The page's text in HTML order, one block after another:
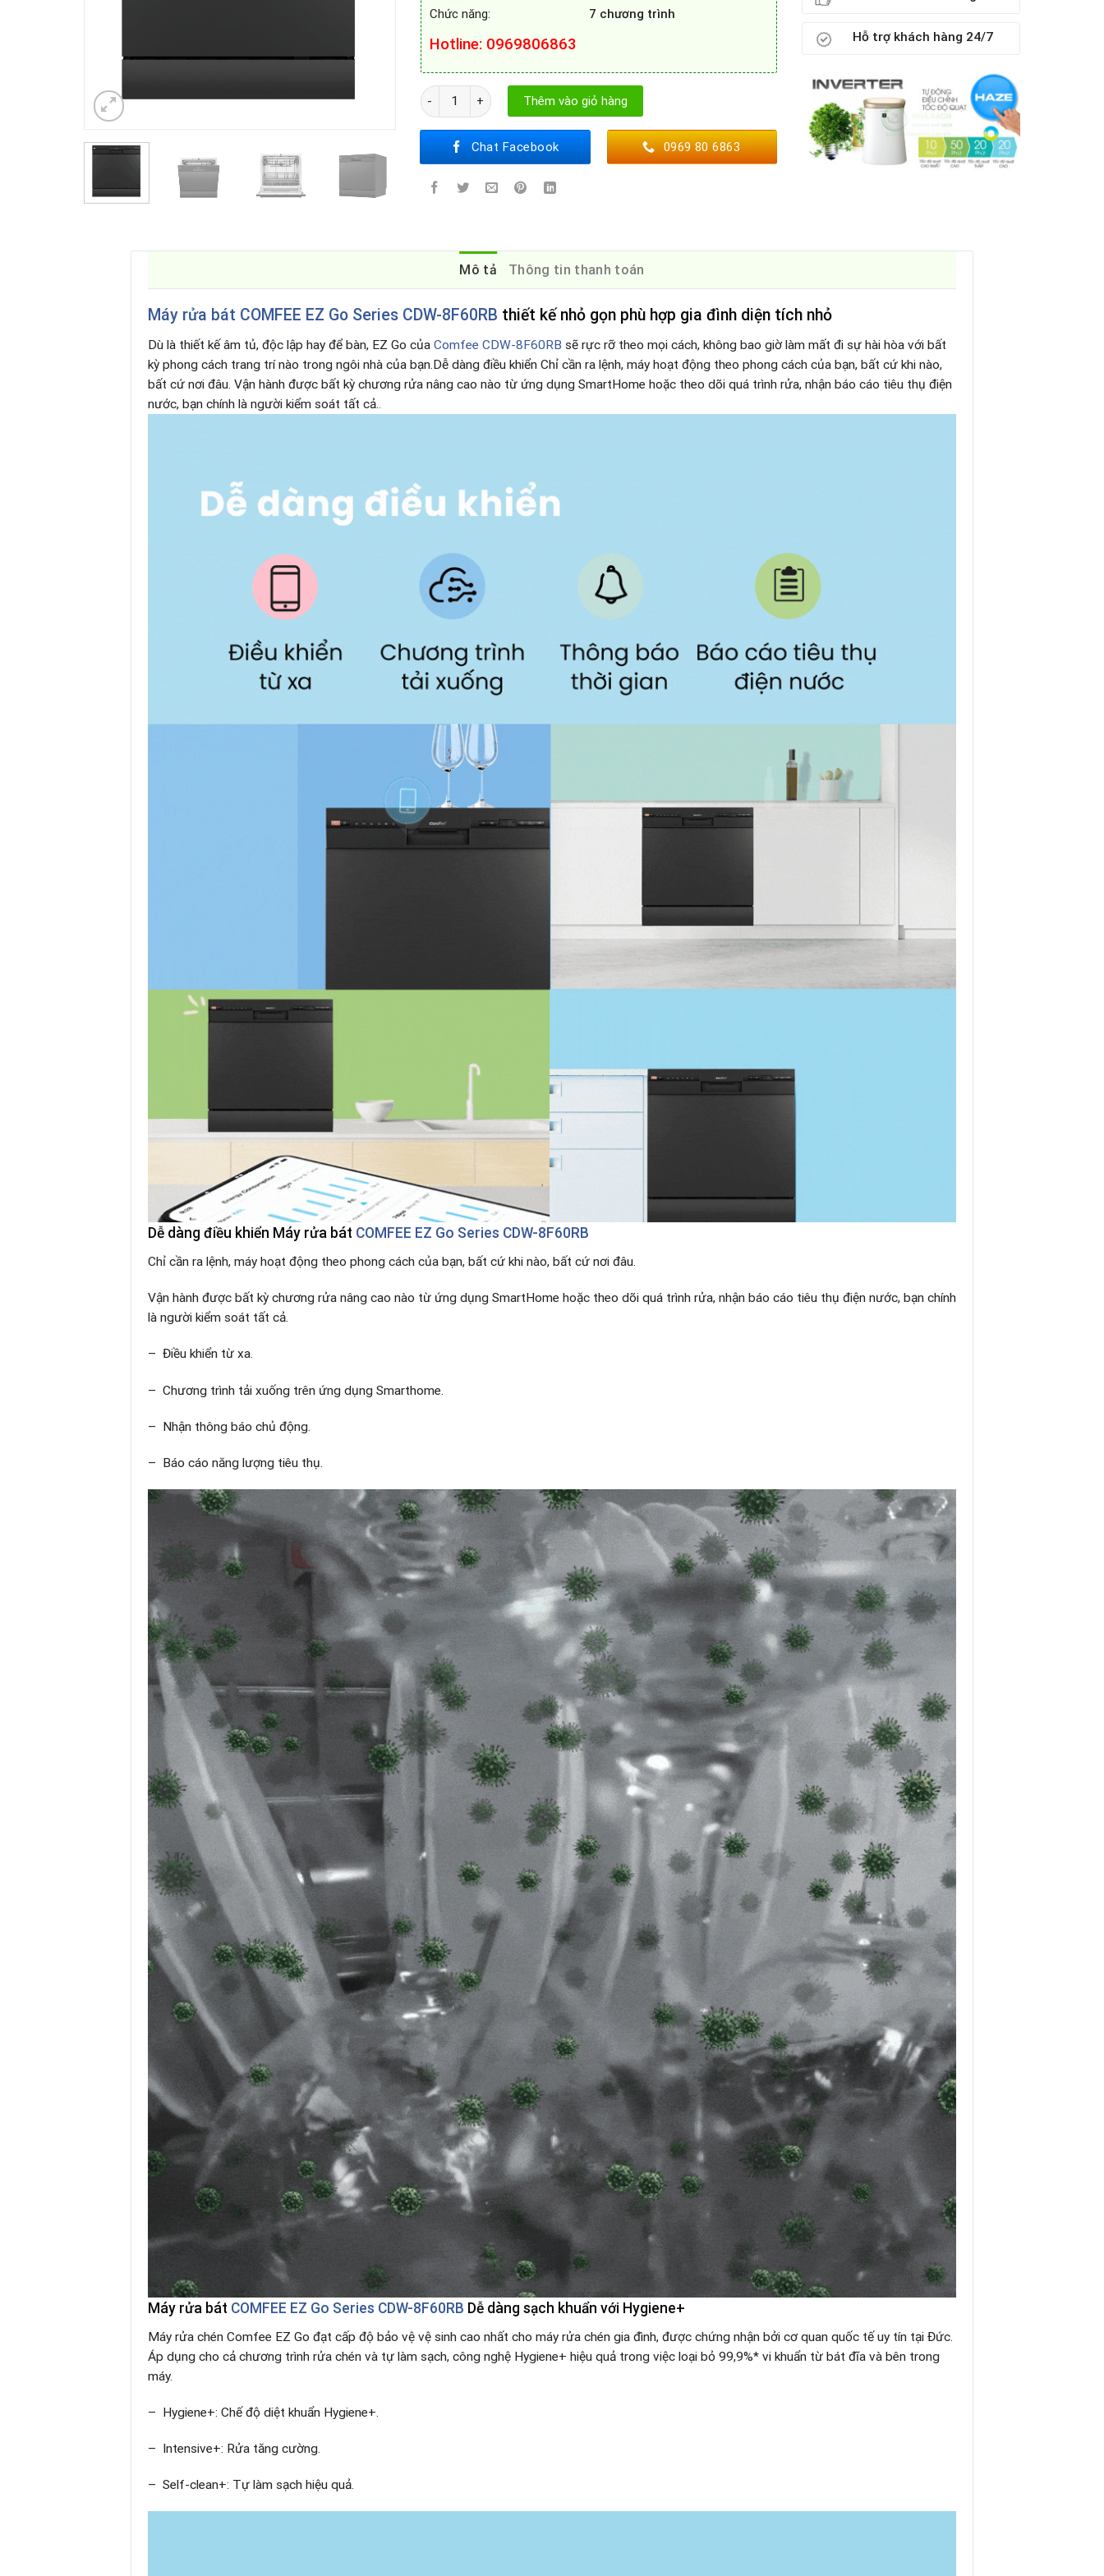
Chức năng:
7 chương trình
Hotline: 0969806863
Máy rửa bát COMFEE EZ Go Series CDW-8F60RB số lượng
Thêm vào giỏ hàng
Chat Facebook 0969 80 6863
Hỗ trợ khách hàng 24/7
Mô tả Thông tin thanh toán
Máy rửa bát COMFEE EZ Go Series CDW-8F60RB thiết kế nhỏ gọn phù hợp gia đình diện tích nhỏ
Dù là thiết kế âm tủ, độc lập hay để bàn, EZ Go của Comfee CDW-8F60RB sẽ rực rỡ theo mọi cách, không bao giờ làm mất đi sự hài hòa với bất
kỳ phong cách trang trí nào trong ngôi nhà của bạn.Dễ dàng điều khiển Chỉ cần ra lệnh, máy hoạt động theo phong cách của bạn, bất cứ khi nào,
bất cứ nơi đâu. ​Vận hành được bất kỳ chương rửa nâng cao nào từ ứng dụng SmartHome hoặc theo dõi quá trình rửa, nhận báo cáo tiêu thụ điện
nước, bạn chính là người kiểm soát tất cả..
Dễ dàng điều khiển Máy rửa bát COMFEE EZ Go Series CDW-8F60RB
Chỉ cần ra lệnh, máy hoạt động theo phong cách của bạn, bất cứ khi nào, bất cứ nơi đâu. ​
Vận hành được bất kỳ chương rửa nâng cao nào từ ứng dụng SmartHome hoặc theo dõi quá trình rửa, nhận báo cáo tiêu thụ điện nước, bạn chính
là người kiểm soát tất cả.
– Điều khiển từ xa.​
– Chương trình tải xuống trên ứng dụng Smarthome​.
– Nhận thông báo chủ động​.
– Báo cáo năng lượng tiêu thụ.
Máy rửa bát COMFEE EZ Go Series CDW-8F60RB Dễ dàng sạch khuẩn với Hygiene+
Máy rửa chén Comfee EZ Go đạt cấp độ bảo vệ vệ sinh cao nhất cho máy rửa chén gia đình, được chứng nhận bởi cơ quan quốc tế uy tín tại Đức.
Áp dụng cho cả chương trình rửa chén và tự làm sạch, công nghệ Hygiene+ hiệu quả trong việc loại bỏ 99,9%* vi khuẩn từ bát đĩa và bên trong
máy.
– Hygiene+: Chế độ diệt khuẩn Hygiene+.​
– Intensive+: Rửa tăng cường.​
– Self-clean+: Tự làm sạch hiệu quả.